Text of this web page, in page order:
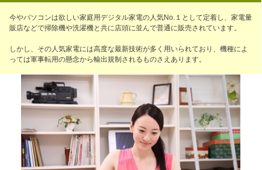
今やパソコンは欲しい家庭用デジタル家電の人気No.１として定着し、家電量
販店などで掃除機や洗濯機と共に店頭に並んで普通に販売されています。
しかし、その人気家電には高度な最新技術が多く用いられており、機種によ
っては軍事転用の懸念から輸出規制されるものさえあります。